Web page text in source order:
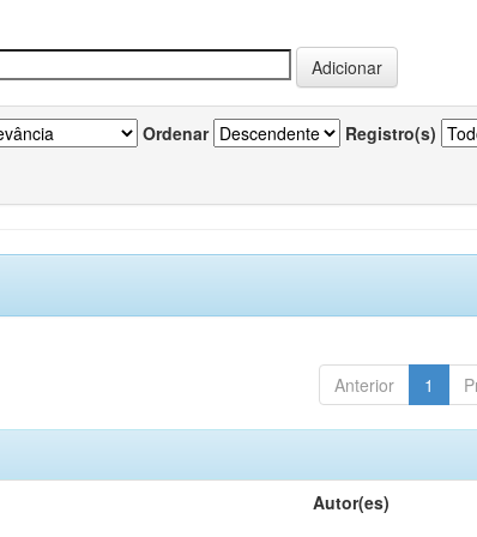
Ordenar Registro(s)
Anterior 1
Autor(es)